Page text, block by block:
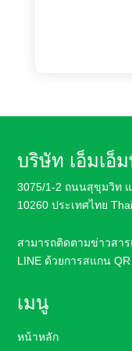
บริษัท เอ็มเอ็
3075/1-2 ถนนสุขุมวิท
10260 ประเทศไทย
สามารถติดตามข่าวสา
LINE ด้วยการสแกน
เมนู
หน้าหลัก